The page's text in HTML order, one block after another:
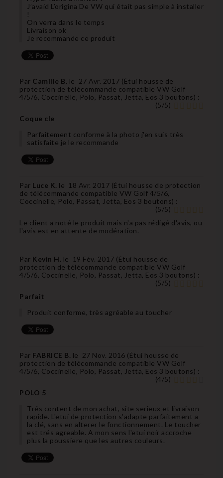
J’avaid L’origina De VW qui était pas simple à installer
!
On verra dans le temps
Livraison ok
Je recommande ce produit
Par Camille B. le 27 Avr. 2017 (Étui housse de
protection de télécommande compatible VW Golf
4/5/6, Coccinelle, Polo, Passat, Jetta, Eos 3 boutons) :
(5/5)
Coque cle
Parfaitement conforme à la photo j'en suis très
satisfaite je le recommande
Par Luce K. le 18 Avr. 2017 (Étui housse de protection
de télécommande compatible VW Golf 4/5/6,
Coccinelle, Polo, Passat, Jetta, Eos 3 boutons) :
(5/5)
Le client a noté le produit mais n'a pas rédigé d'avis, ou
l'avis est en attente de modération.
Par Kevin H. le 19 Fév. 2017 (Étui housse de
protection de télécommande compatible VW Golf
4/5/6, Coccinelle, Polo, Passat, Jetta, Eos 3 boutons) :
(5/5)
Parfait
Produit conforme, très agréable au toucher
Par FABRICE B. le 27 Nov. 2016 (Étui housse de
protection de télécommande compatible VW Golf
4/5/6, Coccinelle, Polo, Passat, Jetta, Eos 3 boutons) :
(4/5)
POLO 5
Trés content de mon achat, site serieux et livraison
rapide. L'etui de protection s'adapte parfaitement a
la clé, sans en alterer le fonctionnement. Le toucher
est trés agreable. A mon sens l'etui noir accroche
plus la poussiere que les autres couleurs.